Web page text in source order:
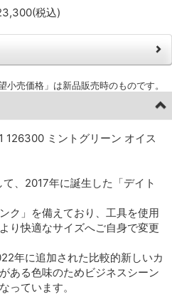
税込)
売価格」は新品販売時のものです。
126300 ミントグリーン オイス
て、2017年に誕生した「デイト
ク」を備えており、工具を使用
り快適なサイズへご自身で変更
年に追加された比較的新しいカ
ある色味のためビジネスシーン
っています。